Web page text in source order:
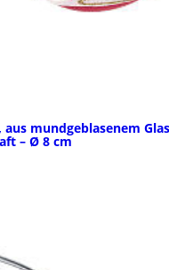
mundgeblasenem
– Ø 8 cm